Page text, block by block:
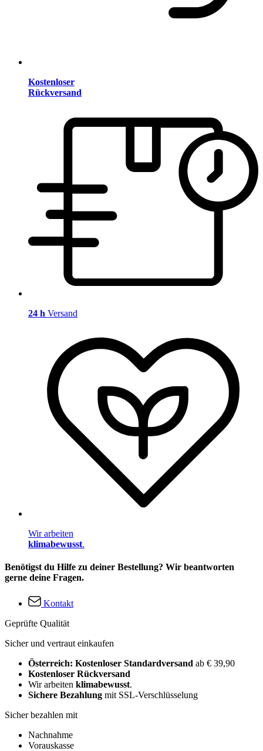
Kostenloser
Rückversand
24 h Versand
Wir arbeiten
klimabewusst.
Benötigst du Hilfe zu deiner Bestellung? Wir beantworten
gerne deine Fragen.
Kontakt
Geprüfte Qualität
Sicher und vertraut einkaufen
Österreich: Kostenloser Standardversand ab € 39,90
Kostenloser Rückversand
Wir arbeiten klimabewusst.
Sichere Bezahlung mit SSL-Verschlüsselung
Sicher bezahlen mit
Nachnahme
Vorauskasse